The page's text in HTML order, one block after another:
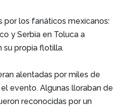
por los fanáticos mexicanos:
y Serbia en Toluca a
su propia flotilla.
alentadas por miles de
evento. Algunas lloraban de
reconocidas por un